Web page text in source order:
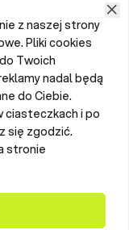
z naszej strony
Pliki cookies
Twoich
nadal będą
do Ciebie.
ciasteczkach i po
się zgodzić.
stronie